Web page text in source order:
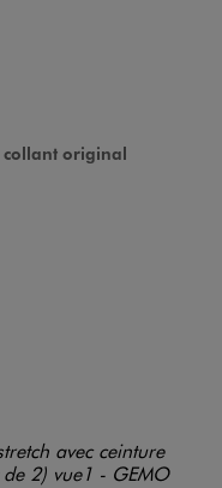
collant original